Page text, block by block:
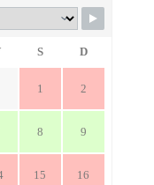
S D
1 2
8 9
15 16